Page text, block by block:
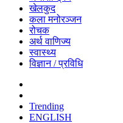
खेलकुद
कला मनोरञ्जन
रोचक
अर्थ वाणिज्य
स्वास्थ्य
विज्ञान / प्रविधि
Trending
ENGLISH